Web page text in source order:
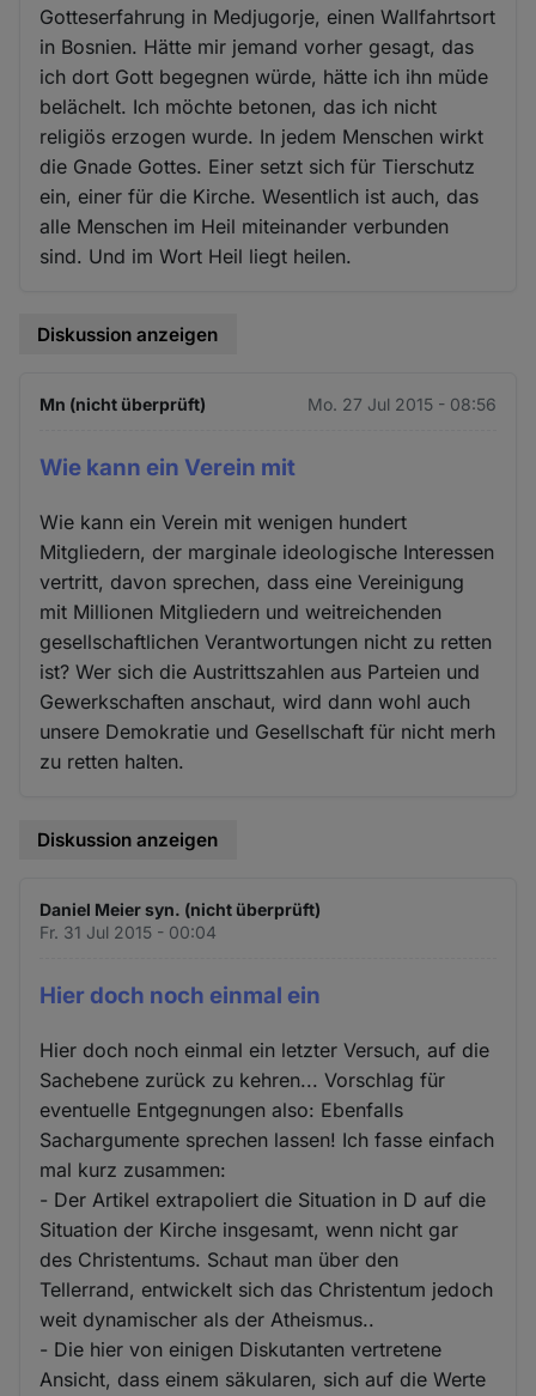
Gotteserfahrung in Medjugorje, einen Wallfahrtsort
in Bosnien. Hätte mir jemand vorher gesagt, das
ich dort Gott begegnen würde, hätte ich ihn müde
belächelt. Ich möchte betonen, das ich nicht
religiös erzogen wurde. In jedem Menschen wirkt
die Gnade Gottes. Einer setzt sich für Tierschutz
ein, einer für die Kirche. Wesentlich ist auch, das
alle Menschen im Heil miteinander verbunden
sind. Und im Wort Heil liegt heilen.
Diskussion anzeigen
Mn (nicht überprüft) Mo. 27 Jul 2015 - 08:56
Wie kann ein Verein mit
Wie kann ein Verein mit wenigen hundert
Mitgliedern, der marginale ideologische Interessen
vertritt, davon sprechen, dass eine Vereinigung
mit Millionen Mitgliedern und weitreichenden
gesellschaftlichen Verantwortungen nicht zu retten
ist? Wer sich die Austrittszahlen aus Parteien und
Gewerkschaften anschaut, wird dann wohl auch
unsere Demokratie und Gesellschaft für nicht merh
zu retten halten.
Diskussion anzeigen
Daniel Meier syn. (nicht überprüft)
Fr. 31 Jul 2015 - 00:04
Hier doch noch einmal ein
Hier doch noch einmal ein letzter Versuch, auf die
Sachebene zurück zu kehren... Vorschlag für
eventuelle Entgegnungen also: Ebenfalls
Sachargumente sprechen lassen! Ich fasse einfach
mal kurz zusammen:
- Der Artikel extrapoliert die Situation in D auf die
Situation der Kirche insgesamt, wenn nicht gar
des Christentums. Schaut man über den
Tellerrand, entwickelt sich das Christentum jedoch
weit dynamischer als der Atheismus..
- Die hier von einigen Diskutanten vertretene
Ansicht, dass einem säkularen, sich auf die Werte